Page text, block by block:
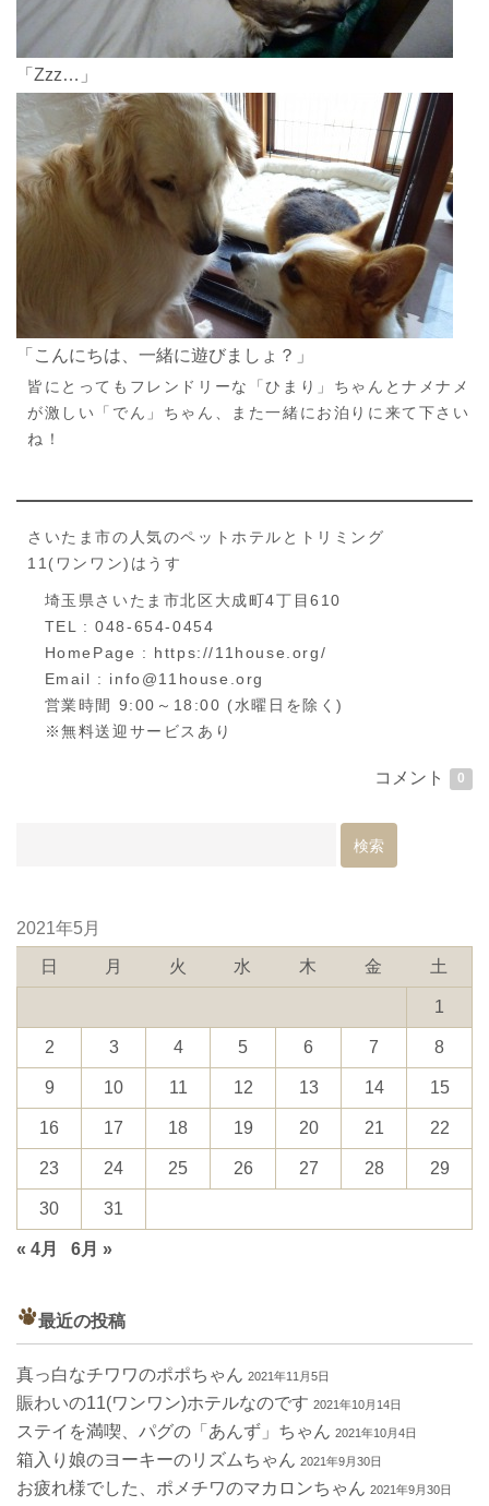
「Zzz…」
「こんにちは、一緒に遊びましょ？」
皆にとってもフレンドリーな「ひまり」ちゃんとナメナメ
が激しい「でん」ちゃん、また一緒にお泊りに来て下さい
ね！
さいたま市の人気のペットホテルとトリミング
11(ワンワン)はうす
埼玉県さいたま市北区大成町4丁目610
TEL : 048-654-0454
HomePage : https://11house.org/
Email : info@11house.org
営業時間 9:00～18:00 (水曜日を除く)
※無料送迎サービスあり
コメント 0
2021年5月
日 月 火 水 木 金 土
1
2 3 4 5 6 7 8
9 10 11 12 13 14 15
16 17 18 19 20 21 22
23 24 25 26 27 28 29
30 31
« 4月 6月 »
最近の投稿
真っ白なチワワのポポちゃん 2021年11月5日
賑わいの11(ワンワン)ホテルなのです 2021年10月14日
ステイを満喫、パグの「あんず」ちゃん 2021年10月4日
箱入り娘のヨーキーのリズムちゃん 2021年9月30日
お疲れ様でした、ポメチワのマカロンちゃん 2021年9月30日